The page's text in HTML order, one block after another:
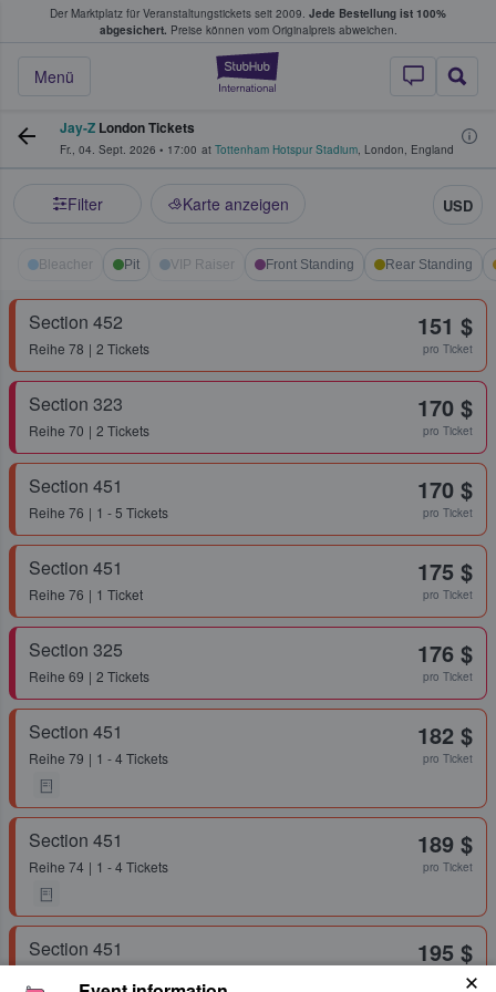
Der Marktplatz für Veranstaltungstickets seit 2009. Jede Bestellung ist 100%
abgesichert. Preise können vom Originalpreis abweichen.
StubHub - Wo
Menü
Tickets kaufen & verkaufen
Jay-Z London Tickets
Fr., 04. Sept. 2026 • 17:00 at Tottenham Hotspur Stadium, London, England
Filter Karte anzeigen USD
Bleacher Pit VIP Raiser Front Standing Rear Standing
Section 452
Reihe 78 2 Tickets
151 $
pro Ticket
Section 323
Reihe 70 2 Tickets
170 $
pro Ticket
Section 451
Reihe 76 1 - 5 Tickets
170 $
pro Ticket
Section 451
Reihe 76 1 Ticket
175 $
pro Ticket
Section 325
Reihe 69 2 Tickets
176 $
pro Ticket
Section 451
Reihe 79 1 - 4 Tickets
182 $
pro Ticket
Section 451
Reihe 74 1 - 4 Tickets
189 $
pro Ticket
Section 451 195 $
pro Ticket